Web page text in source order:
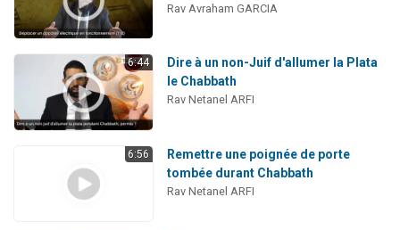
Rav Avraham GARCIA
6:44
Dire à un non-Juif d'allumer la Plata
le Chabbath
Rav Netanel ARFI
6:56
Remettre une poignée de porte
tombée durant Chabbath
Rav Netanel ARFI